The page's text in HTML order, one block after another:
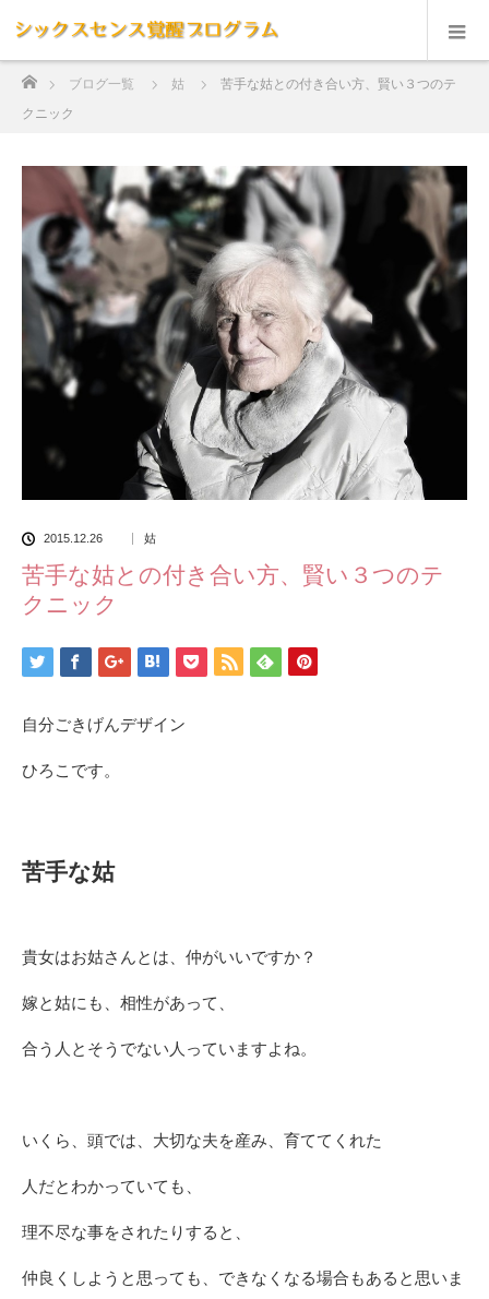
ブログ一覧 姑
苦手な姑との付き合い方、賢い３つのテ
クニック
2015.12.26 姑
苦手な姑との付き合い方、賢い３つのテ
クニック
自分ごきげんデザイン
ひろこです。
苦手な姑
貴女はお姑さんとは、仲がいいですか？
嫁と姑にも、相性があって、
合う人とそうでない人っていますよね。
いくら、頭では、大切な夫を産み、育ててくれた
人だとわかっていても、
理不尽な事をされたりすると、
仲良くしようと思っても、できなくなる場合もあると思いま